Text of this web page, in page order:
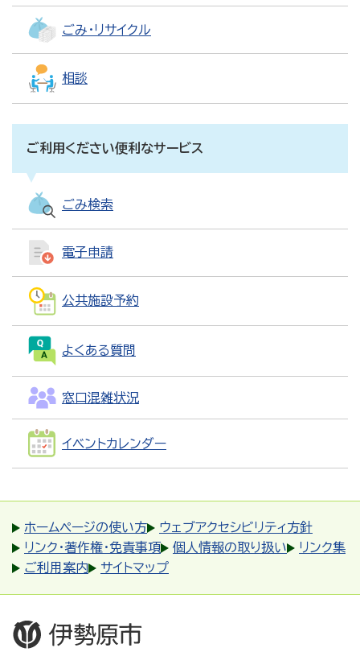
ごみ・リサイクル
相談
ご利用ください便利なサービス
ごみ検索
電子申請
公共施設予約
よくある質問
窓口混雑状況
イベントカレンダー
ホームページの使い方
ウェブアクセシビリティ方針
リンク・著作権・免責事項
個人情報の取り扱い
リンク集
ご利用案内
サイトマップ